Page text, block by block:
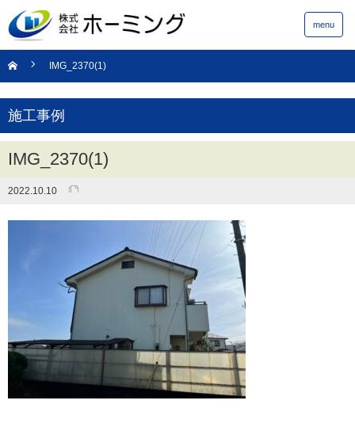
menu
IMG_2370(1)
施工事例
IMG_2370(1)
2022.10.10